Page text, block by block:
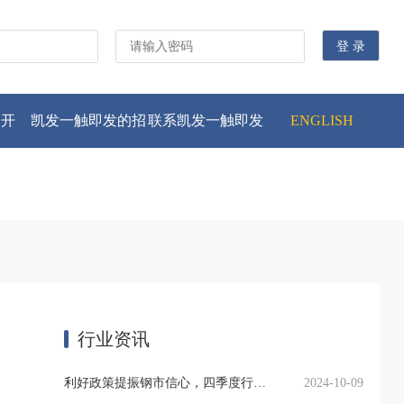
凯发一触即发的招联系凯发一触即发 ENGLISH
行业资讯
利好政策提振钢市信心，四季度行业需求或小幅上升 2024-10-09